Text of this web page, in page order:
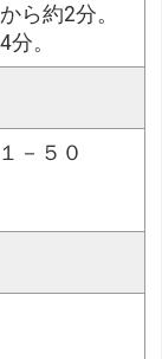
ら約2分。
。
－５０